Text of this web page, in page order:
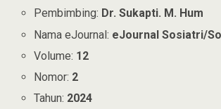
Pembimbing: Dr. Sukapti. M. Hum
Nama eJournal: eJournal Sosiatri/
Volume: 12
Nomor: 2
Tahun: 2024